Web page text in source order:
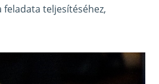
teljesítéséhez,